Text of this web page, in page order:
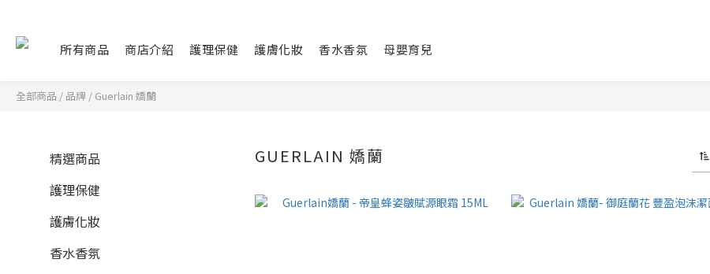
所有商品 商店介紹 護理保健 護膚化妝 香水香氛 母嬰育兒
全部商品 / 品牌 / Guerlain 嬌蘭
精選商品
護理保健
護膚化妝
香水香氛
GUERLAIN 嬌蘭